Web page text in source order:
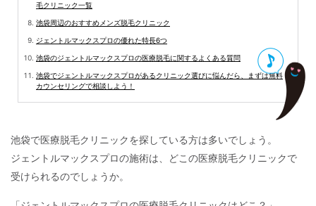
毛クリニック一覧
池袋周辺のおすすめメンズ脱毛クリニック
ジェントルマックスプロの優れた特長6つ
池袋のジェントルマックスプロの医療脱毛に関するよくある質問
池袋でジェントルマックスプロがあるクリニック選びに悩んだら、まずは無料
カウンセリングで相談しよう！
池袋で医療脱毛クリニックを探している方は多いでしょう。
ジェントルマックスプロの施術は、どこの医療脱毛クリニックで
受けられるのでしょうか。